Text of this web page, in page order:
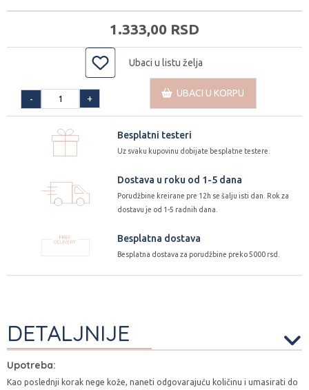
1.333,00 RSD
+
-
Ubaci u listu želja
UBACI U KORPU
Besplatni testeri
Uz svaku kupovinu dobijate besplatne testere.
Dostava u roku od 1-5 dana
Porudžbine kreirane pre 12h se šalju isti dan. Rok za
dostavu je od 1-5 radnih dana.
Besplatna dostava
Besplatna dostava za porudžbine preko 5000 rsd.
DETALJNIJE
Upotreba:
Kao poslednji korak nege kože, naneti odgovarajuću količinu i umasirati do